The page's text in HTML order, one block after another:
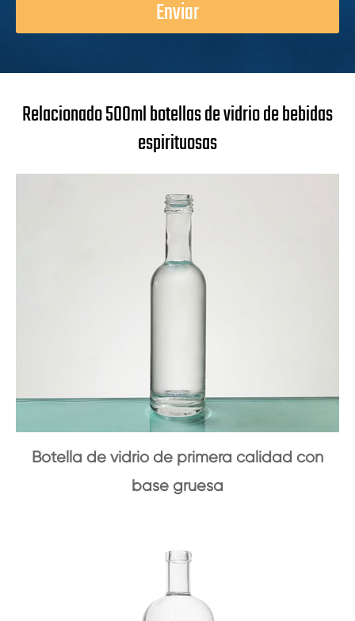
Enviar
Relacionado 500ml botellas de vidrio de bebidas
espirituosas
Botella de vidrio de primera calidad con
base gruesa